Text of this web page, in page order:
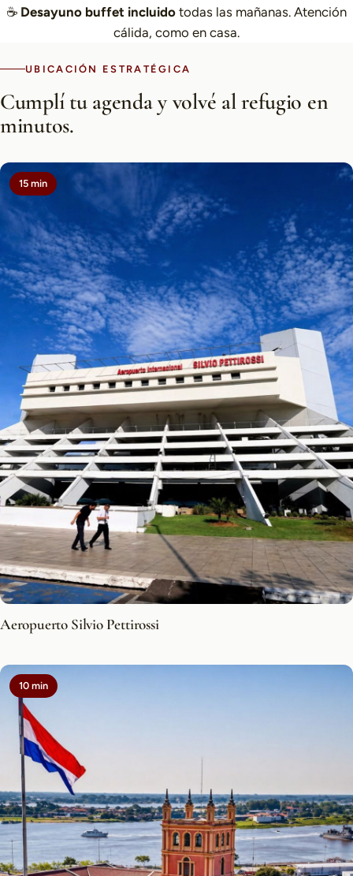
☕ Desayuno buffet incluido todas las mañanas. Atención
cálida, como en casa.
UBICACIÓN ESTRATÉGICA
Cumplí tu agenda y volvé al refugio en
minutos.
15 min
Aeropuerto Silvio Pettirossi
10 min